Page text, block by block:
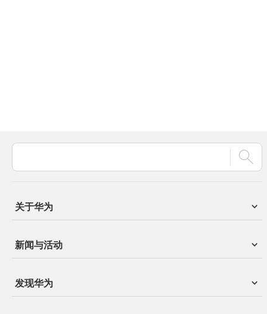
关于华为
新闻与活动
发现华为